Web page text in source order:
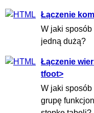
Łączenie
W jaki sposób
jedną dużą?
Łączenie
tfoot>
W jaki sposób
grupę